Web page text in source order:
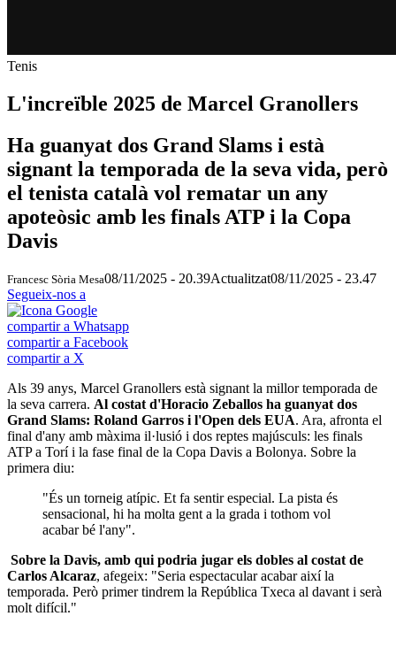
Tenis
L'increïble 2025 de Marcel Granollers
Ha guanyat dos Grand Slams i està
signant la temporada de la seva vida, però
el tenista català vol rematar un any
apoteòsic amb les finals ATP i la Copa
Davis
Francesc Sòria Mesa08/11/2025 - 20.39Actualitzat08/11/2025 - 23.47
Segueix-nos a
compartir a Whatsapp
compartir a Facebook
compartir a X
Als 39 anys, Marcel Granollers està signant la millor temporada de
la seva carrera. Al costat d'Horacio Zeballos ha guanyat dos
Grand Slams: Roland Garros i l'Open dels EUA. Ara, afronta el
final d'any amb màxima il·lusió i dos reptes majúsculs: les finals
ATP a Torí i la fase final de la Copa Davis a Bolonya. Sobre la
primera diu:
"És un torneig atípic. Et fa sentir especial. La pista és
sensacional, hi ha molta gent a la grada i tothom vol
acabar bé l'any".
Sobre la Davis, amb qui podria jugar els dobles al costat de
Carlos Alcaraz, afegeix: "Seria espectacular acabar així la
temporada. Però primer tindrem la República Txeca al davant i serà
molt difícil."